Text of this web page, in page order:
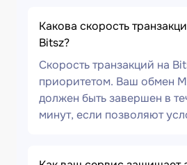
Какова скорость
Bitsz?
Скорость транзакций на
приоритетом. Ваш обмен
должен быть завершен в
минут, если позволяют